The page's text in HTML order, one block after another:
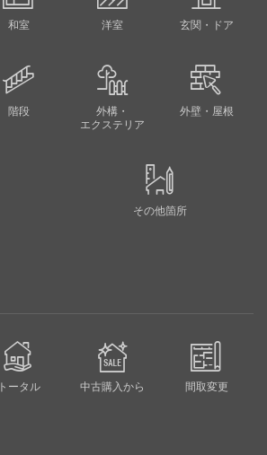
和室 洋室 玄関・ドア
階段
外構・
エクステリア
外壁・屋根
その他箇所
トータル 中古購入から 間取変更